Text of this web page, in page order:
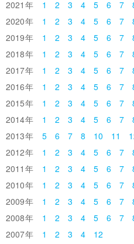
2021
1 2 3 4 5 6 7
2020
1 2 3 4 5 6 7
2019
1 2 3 4 5 6 7
2018
1 2 3 4 5 6 7
2017
1 2 3 4 5 6 7
2016
1 2 3 4 5 6 7
2015
1 2 3 4 5 6 7
2014
1 2 3 4 5 6 7
2013
5 6 7 8 10 11
2012
1 2 3 4 5 6 7
2011
1 2 3 4 5 6 7
2010
1 2 3 4 5 6 7
2009
1 2 3 4 5 6 7
2008
1 2 3 4 5 6 7
2007
1 2 3 4 12